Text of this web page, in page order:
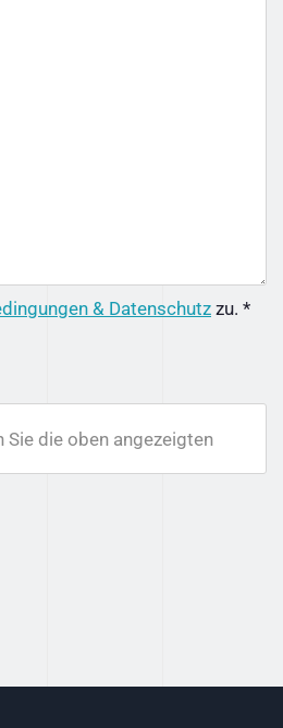
& Datenschutzzu. *
Sie die oben angezeigten